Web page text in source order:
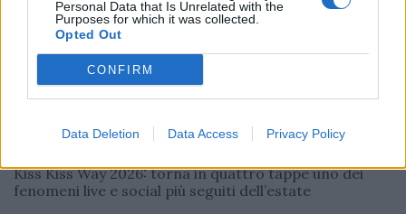
Personal Data that Is Unrelated with the
Purposes for which it was collected.
Opted Out
CONFIRM
Data Deletion Data Access Privacy Policy
Kiss Kiss Way 2026: torna in quattro tappe uno dei
fenomeni live e social più seguiti dell’estate